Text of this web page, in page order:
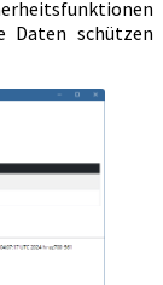
schützen